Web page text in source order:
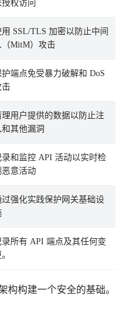
授权访问
用 SSL/TLS 加密以防止中间
（MitM）攻击
护端点免受暴力破解和 DoS
击
理用户提供的数据以防止注
和其他漏洞
录和监控 API 活动以实时检
恶意活动
过强化实践保护网关基础设
录所有 API 端点及其任何变
构构建一个安全的基础。